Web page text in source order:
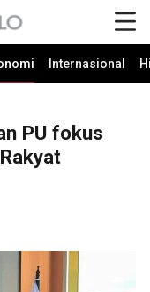
Internasional
PU fokus